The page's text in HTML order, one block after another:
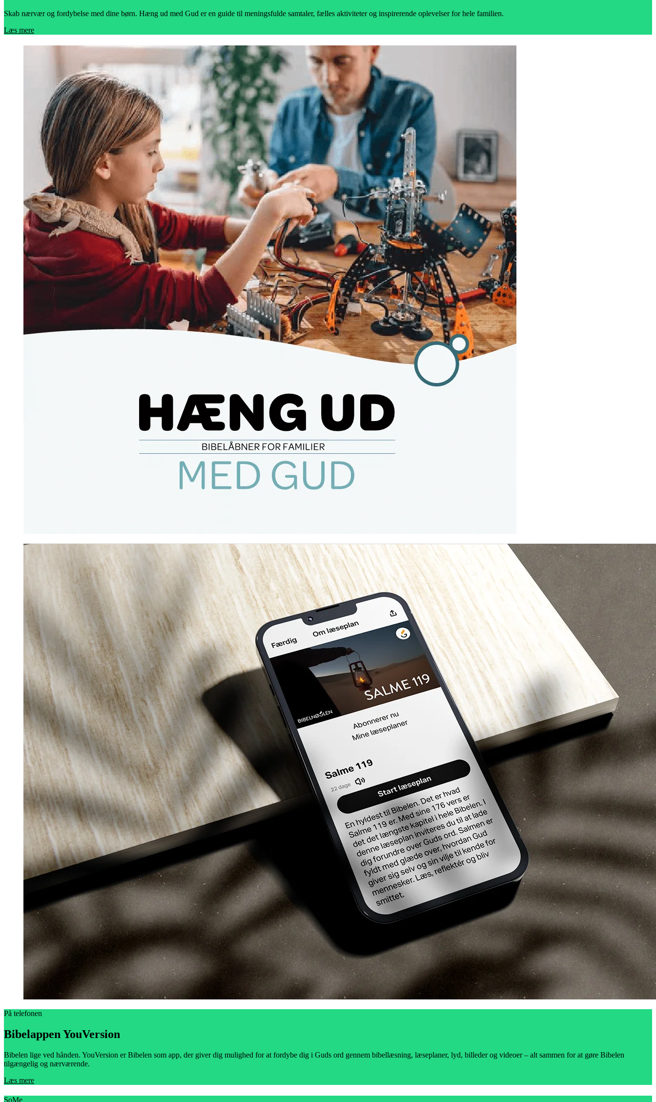
Skab nærvær og fordybelse med dine børn. Hæng ud med Gud er en guide til meningsfulde samtaler, fælles aktiviteter og inspirerende oplevelser for hele familien.
Læs mere
På telefonen
Bibelappen YouVersion
Bibelen lige ved hånden. YouVersion er Bibelen som app, der giver dig mulighed for at fordybe dig i Guds ord gennem bibellæsning, læseplaner, lyd, billeder og videoer – alt sammen for at gøre Bibelen
tilgængelig og nærværende.
Læs mere
SoMe